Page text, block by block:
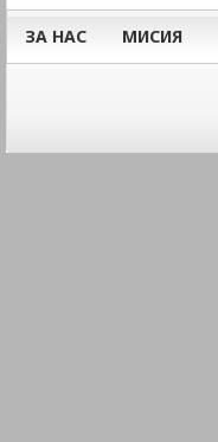
ЗА НАС МИСИЯ